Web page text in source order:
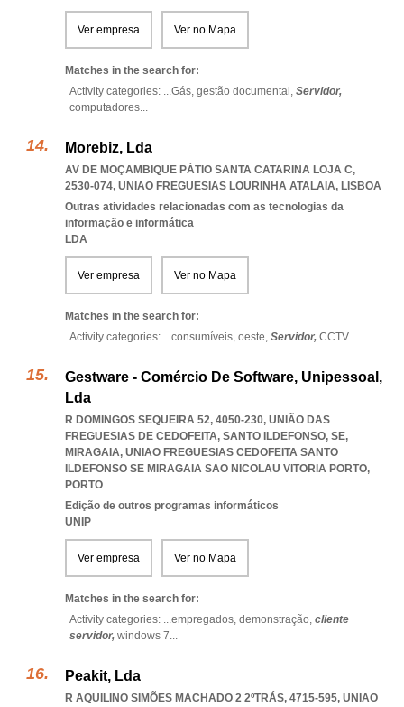
Ver empresa Ver no Mapa
Matches in the search for:
Activity categories: ...Gás, gestão documental, Servidor,
computadores...
Morebiz, Lda
AV DE MOÇAMBIQUE PÁTIO SANTA CATARINA LOJA C,
2530-074, UNIAO FREGUESIAS LOURINHA ATALAIA, LISBOA
Outras atividades relacionadas com as tecnologias da
informação e informática
LDA
Ver empresa Ver no Mapa
Matches in the search for:
Activity categories: ...consumíveis, oeste, Servidor, CCTV...
Gestware - Comércio De Software, Unipessoal,
Lda
R DOMINGOS SEQUEIRA 52, 4050-230, UNIÃO DAS
FREGUESIAS DE CEDOFEITA, SANTO ILDEFONSO, SE,
MIRAGAIA, UNIAO FREGUESIAS CEDOFEITA SANTO
ILDEFONSO SE MIRAGAIA SAO NICOLAU VITORIA PORTO,
PORTO
Edição de outros programas informáticos
UNIP
Ver empresa Ver no Mapa
Matches in the search for:
Activity categories: ...empregados, demonstração, cliente
servidor, windows 7...
Peakit, Lda
R AQUILINO SIMÕES MACHADO 2 2ºTRÁS, 4715-595, UNIAO